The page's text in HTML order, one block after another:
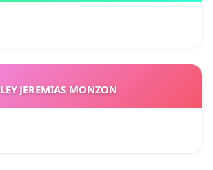
LEY JEREMIAS MONZON